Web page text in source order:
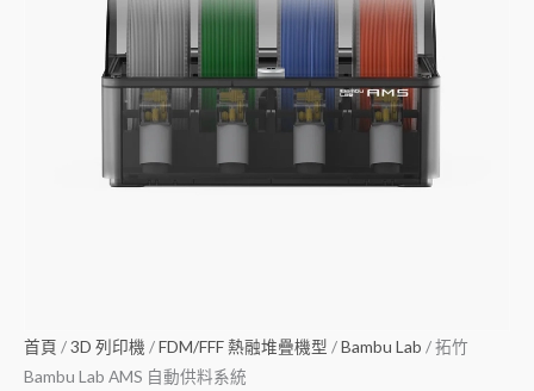
首頁 /3D 列印機 /FDM/FFF 熱融堆疊機型 /Bambu Lab / 拓竹
Bambu Lab AMS 自動供料系統